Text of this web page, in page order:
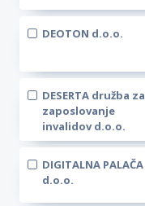
DEOTON d.o.o.
DESERTA družba za
zaposlovanje
invalidov d.o.o.
DIGITALNA PALAČA
d.o.o.